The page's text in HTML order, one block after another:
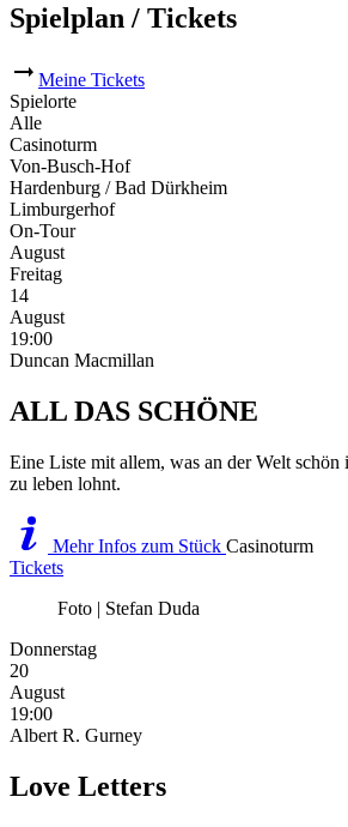
Spielplan / Tickets
Meine Tickets
Spielorte
Alle
Casinoturm
Von-Busch-Hof
Hardenburg / Bad Dürkheim
Limburgerhof
On-Tour
August
Freitag
14
August
19:00
Duncan Macmillan
ALL DAS SCHÖNE
Eine Liste mit allem, was an der Welt
zu leben lohnt.
Mehr Infos zum Stück Casinoturm
Tickets
Foto | Stefan Duda
Donnerstag
20
August
19:00
Albert R. Gurney
Love Letters